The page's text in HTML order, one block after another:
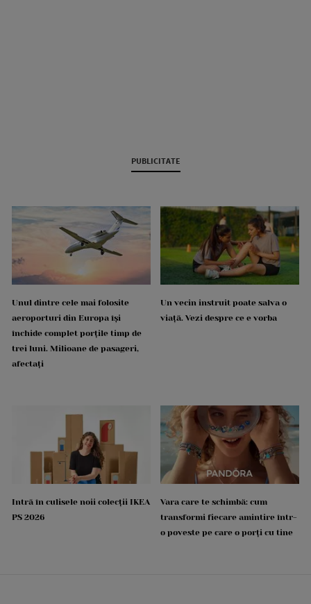
PUBLICITATE
Unul dintre cele mai folosite
aeroporturi din Europa își
închide complet porțile timp de
trei luni. Milioane de pasageri,
afectați
Un vecin instruit poate salva o
viață. Vezi despre ce e vorba
Intră în culisele noii colecții IKEA
PS 2026
Vara care te schimbă: cum
transformi fiecare amintire într-
o poveste pe care o porți cu tine